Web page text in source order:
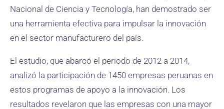
Nacional de Ciencia y Tecnología, han demostrado ser
una herramienta efectiva para impulsar la innovación
en el sector manufacturero del país.
El estudio, que abarcó el periodo de 2012 a 2014,
analizó la participación de 1450 empresas peruanas en
estos programas de apoyo a la innovación. Los
resultados revelaron que las empresas con una mayor